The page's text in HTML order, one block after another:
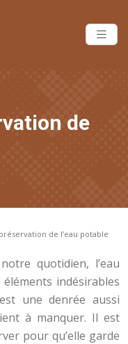
de
de l’eau potable
quotidien, l’eau
indésirables
une denrée aussi
à manquer. Il est
pour qu’elle garde